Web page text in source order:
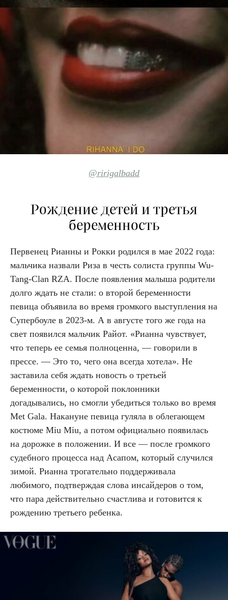
@ririgalbadd
Рождение детей и третья
беременность
Первенец Рианны и Рокки родился в мае 2022 года:
мальчика назвали Риза в честь солиста группы Wu-
Tang-Clan RZA. После появления малыша родители
долго ждать не стали: о второй беременности
певица объявила во время громкого выступления на
Супербоуле в 2023-м. А в августе того же года на
свет появился мальчик Райот. «Рианна чувствует,
что теперь ее семья полноценна, — говорили в
прессе. — Это то, чего она всегда хотела». Не
заставила себя ждать новость о третьей
беременности, о которой поклонники
догадывались, но смогли убедиться только во время
Met Gala. Накануне певица гуляла в облегающем
костюме Miu Miu, а потом официально появилась
на дорожке в положении. И все — после громкого
судебного процесса над Асапом, который случился
зимой. Рианна трогательно поддерживала
любимого, подтверждая слова инсайдеров о том,
что пара действительно счастлива и готовится к
рождению третьего ребенка.